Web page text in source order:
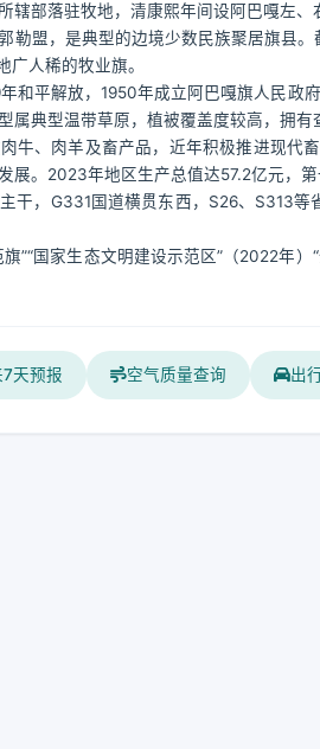
辖部落驻牧地，清康熙年间设阿巴嘎左、
勒盟，是典型的边境少数民族聚居旗县
广人稀的牧业旗。
和平解放，1950年成立阿巴嘎旗人民政
属典型温带草原，植被覆盖度较高，拥有
牛、肉羊及畜产品，近年积极推进现代
展。2023年地区生产总值达57.2亿元，第
干，G331国道横贯东西，S26、S313
”“国家生态文明建设示范区”（2022年
天预报 空气质量查询 出